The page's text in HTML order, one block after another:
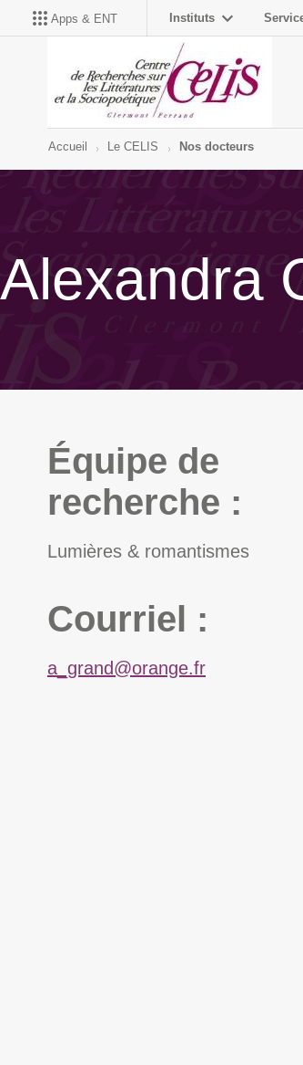
Apps & ENT Instituts
Accueil Le CELIS Nos docteurs
Alexandra
Équipe de
recherche :
Lumières & romantismes
Courriel :
a_grand@orange.fr